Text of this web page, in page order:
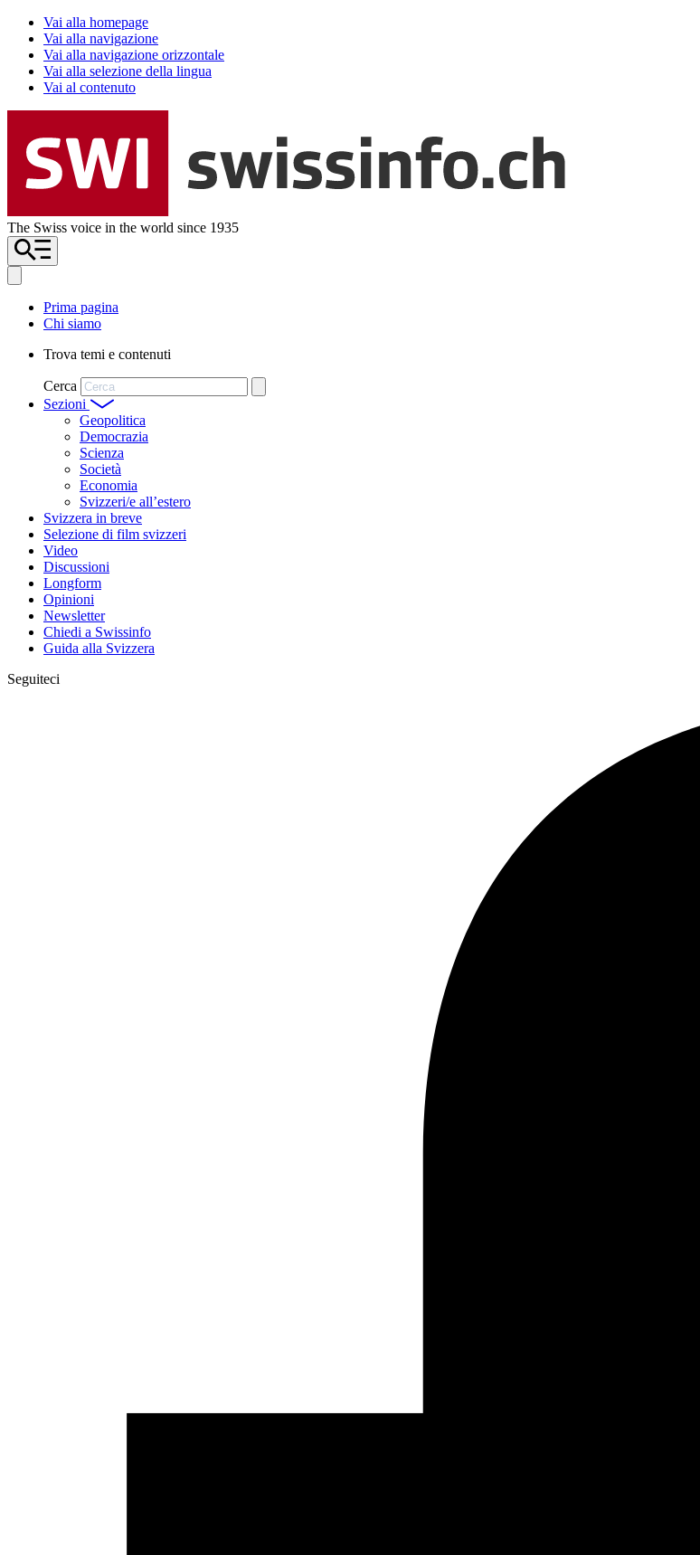
Vai alla homepage
Vai alla navigazione
Vai alla navigazione orizzontale
Vai alla selezione della lingua
Vai al contenuto
The Swiss voice in the world since 1935
Prima pagina
Chi siamo
Trova temi e contenuti
Cerca
Sezioni
Geopolitica
Democrazia
Scienza
Società
Economia
Svizzeri/e all’estero
Svizzera in breve
Selezione di film svizzeri
Video
Discussioni
Longform
Opinioni
Newsletter
Chiedi a Swissinfo
Guida alla Svizzera
Seguiteci